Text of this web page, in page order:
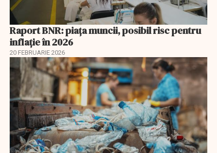
Raport BNR: piața muncii, posibil risc pentru
inflație în 2026
20 FEBRUARIE 2026